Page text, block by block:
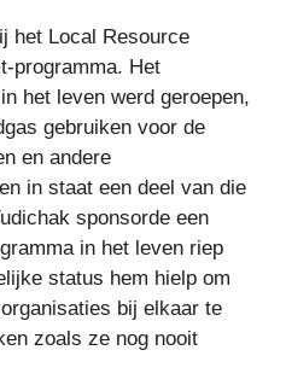
het Local Resource
programma. Het
het leven werd geroepen,
gebruiken voor de
en andere
in staat een deel van die
sponsorde een
in het leven riep
status hem hielp om
bij elkaar te
zoals ze nog nooit